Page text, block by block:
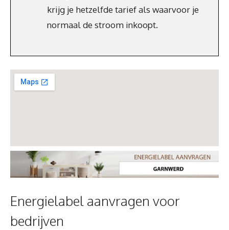
krijg je hetzelfde tarief als waarvoor je
normaal de stroom inkoopt.
Energielabel aanvragen voor
bedrijven